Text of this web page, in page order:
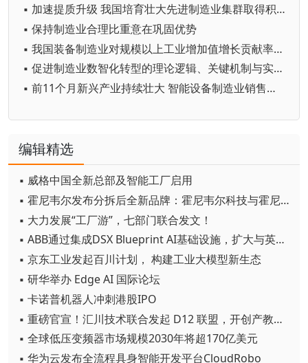
▪ 加速提质升级 我国培育壮大先进制造业集群取得积极进展
▪ 保持制造业合理比重意在巩固优势
▪ 我国装备制造业对规模以上工业增加值增长贡献率达59.4%
▪ 促进制造业数智化转型的理论逻辑、关键机制与实践路径
▪ 前11个月新兴产业持续壮大 智能设备制造业销售收入同比增长28.2%
编辑精选
▪ 威格中国全新总部及智能工厂启用
▪ 霍尼韦尔发布分拆后全新品牌：霍尼韦尔科技与霍尼韦尔航空航天
▪ 大力发展“工厂游”，七部门联合发文！
▪ ABB通过集成DSX Blueprint AI基础设施，扩大与英伟达的合作
▪ 京东工业发起百川计划， 构建工业大模型新生态
▪ 研华举办 Edge AI 国际论坛
▪ 卡诺普机器人冲刺港股IPO
▪ 重磅官宣！汇川技术联合发起 D12 联盟，开创产教融合新范式
▪ 全球低压变频器市场规模2030年将超170亿美元
▪ 华为云发布全流程具身智能开发平台CloudRobo